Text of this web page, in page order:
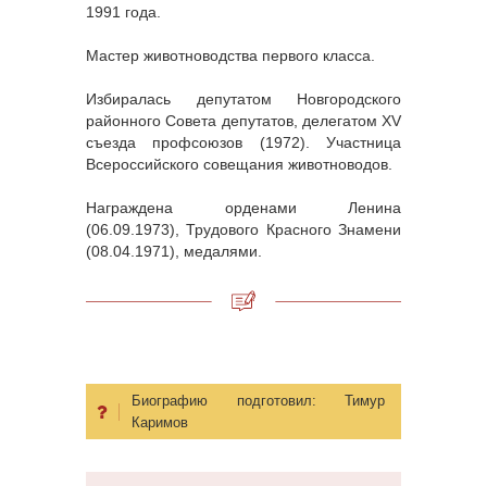
1991 года.
Мастер животноводства первого класса.
Избиралась депутатом Новгородского
районного Совета депутатов, делегатом XV
съезда профсоюзов (1972). Участница
Всероссийского совещания животноводов.
Награждена орденами Ленина
(06.09.1973), Трудового Красного Знамени
(08.04.1971), медалями.
Биографию подготовил: Тимур
Каримов